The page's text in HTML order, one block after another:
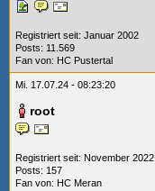
Registriert seit: Januar 2002
Posts: 11.569
Fan von: HC Pustertal
Mi. 17.07.24 - 08:23:20
root
Registriert seit: November 2022
Posts: 157
Fan von: HC Meran